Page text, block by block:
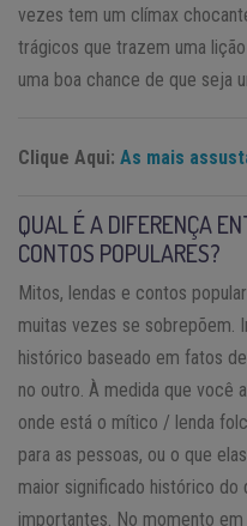
vezes tem um clímax
trágicos que trazem uma
uma boa chance de que seja
Clique Aqui: As mais
QUAL É A DIFERENÇA
CONTOS POPULARES?
Mitos, lendas e contos
muitas vezes se sobrepõem.
histórico baseado em fatos
no outro. À medida que você
onde está o mítico / lenda
para as pessoas, ou o que
maior significado histórico do
importantes. No momento